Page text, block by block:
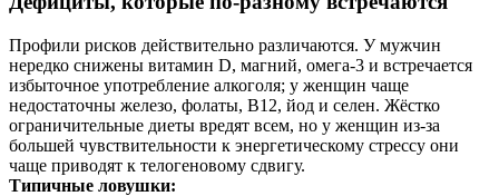
Профили рисков действительно различаются. У мужчин
нередко снижены витамин D, магний, омега‑3 и встречается
избыточное употребление алкоголя; у женщин чаще
недостаточны железо, фолаты, B12, йод и селен. Жёстко
ограничительные диеты вредят всем, но у женщин из‑за
большей чувствительности к энергетическому стрессу они
чаще приводят к телогеновому сдвигу.
Типичные ловушки: